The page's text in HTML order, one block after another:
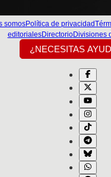
somosPolítica de privacidad
editorialesDirectorioDivisiones
¿NECESITAS